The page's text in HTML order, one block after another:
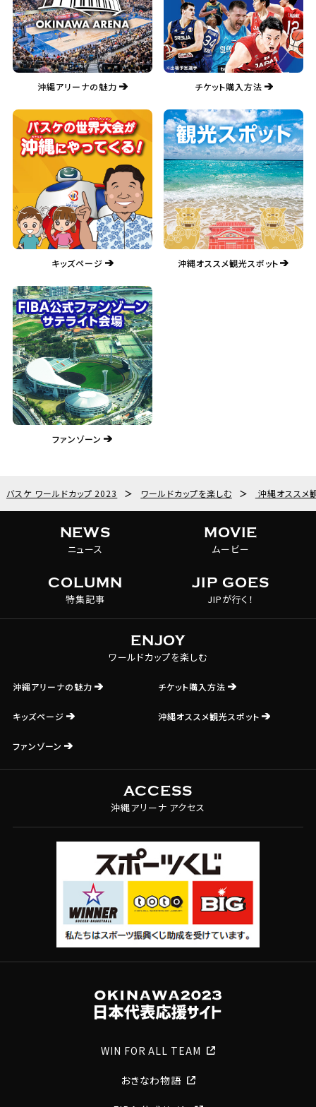
沖縄アリーナの魅力 チケット購入方法
キッズページ 沖縄オススメ観光スポット
ファンゾーン
バスケ ワールドカップ 2023 ＞ ワールドカップを楽しむ ＞ 沖縄オススメ
WIN FOR ALL TEAM
おきなわ物語
NEWS
ニュース
MOVIE
ムービー
COLUMN
特集記事
JIP GOES
JIPが行く！
ENJOY
ワールドカップを楽しむ
沖縄アリーナの魅力 チケット購入方法
キッズページ 沖縄オススメ観光スポット
ファンゾーン
ACCESS
沖縄アリーナ アクセス